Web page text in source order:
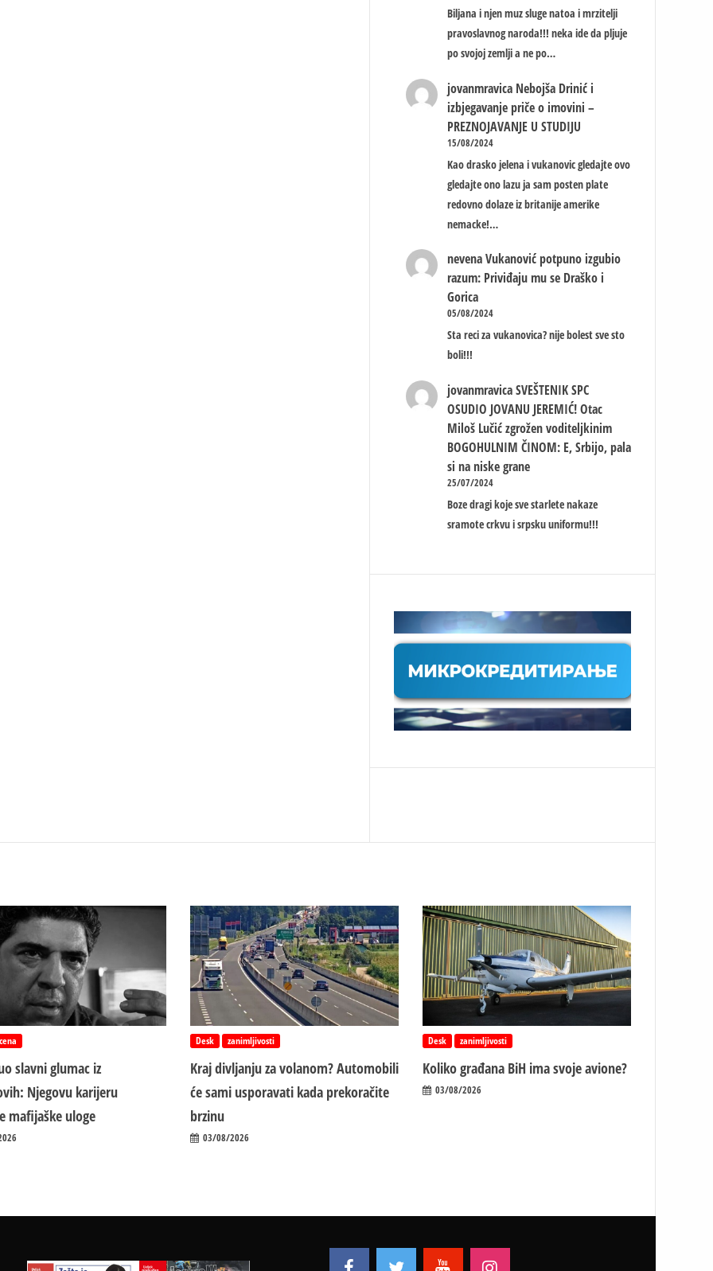
Biljana i njen muz sluge natoa i mrzitelji
pravoslavnog naroda!!! neka ide da pljuje
po svojoj zemlji a ne po…
jovanmravica Nebojša Drinić i
izbjegavanje priče o imovini –
PREZNOJAVANJE U STUDIJU
15/08/2024
Kao drasko jelena i vukanovic gledajte ovo
gledajte ono lazu ja sam posten plate
redovno dolaze iz britanije amerike
nemacke!…
nevena Vukanović potpuno izgubio
razum: Priviđaju mu se Draško i
Gorica
05/08/2024
Sta reci za vukanovica? nije bolest sve sto
boli!!!
jovanmravica SVEŠTENIK SPC
OSUDIO JOVANU JEREMIĆ! Otac
Miloš Lučić zgrožen voditeljkinim
BOGOHULNIM ČINOM: E, Srbijo, pala
si na niske grane
25/07/2024
Boze dragi koje sve starlete nakaze
sramote crkvu i srpsku uniformu!!!
slavni glumac iz
Njegovu karijeru
mafijaške uloge
Desk zanimljivosti
Kraj divljanju za volanom? Automobili
će sami usporavati kada prekoračite
brzinu
03/08/2026
Desk zanimljivosti
Koliko građana BiH ima svoje avione?
03/08/2026